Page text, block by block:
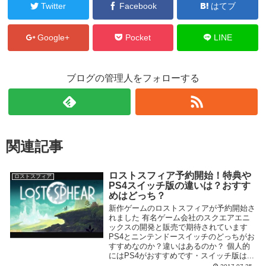
Twitter Facebook はてブ
Google+ Pocket LINE
ブログの管理人をフォローする
関連記事
ロストスフィア
ロストスフィア予約開始！特典や
PS4スイッチ版の違いは？おすす
めはどっち？
新作ゲームのロストスフィアが予約開始さ
れました 有名ゲーム会社のスクエアエニ
ックスの開発と販売で期待されています
PS4とニンテンドースイッチのどっちがお
すすめなのか？違いはあるのか？ 個人的
にはPS4がおすすめです・スイッチ版は...